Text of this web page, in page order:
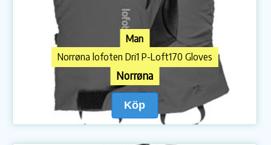
Man
Norrøna lofoten Dri1 P-Loft170 Gloves
Norrøna
Köp